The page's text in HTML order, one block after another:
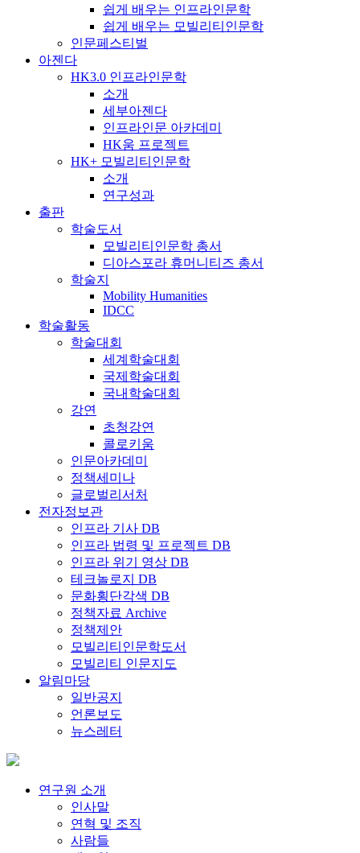
쉽게 배우는 인프라인문학
쉽게 배우는 모빌리티인문학
인문페스티벌
아젠다
HK3.0 인프라인문학
소개
세부아젠다
인프라인문 아카데미
HK움 프로젝트
HK+ 모빌리티인문학
소개
연구성과
출판
학술도서
모빌리티인문학 총서
디아스포라 휴머니티즈 총서
학술지
Mobility Humanities
IDCC
학술활동
학술대회
세계학술대회
국제학술대회
국내학술대회
강연
초청강연
콜로키움
인문아카데미
정책세미나
글로벌리서처
전자정보관
인프라 기사 DB
인프라 법령 및 프로젝트 DB
인프라 위기 영상 DB
테크놀로지 DB
문화횡단각색 DB
정책자료 Archive
정책제안
모빌리티인문학도서
모빌리티 인문지도
알림마당
일반공지
언론보도
뉴스레터
연구원 소개
인사말
연혁 및 조직
사람들